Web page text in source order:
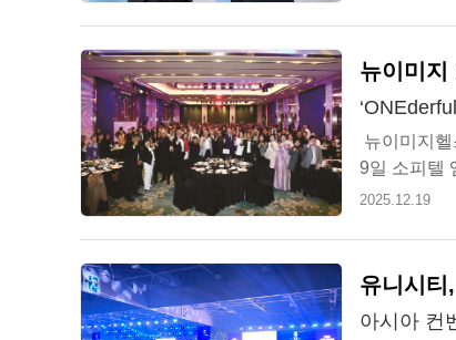
뉴이미지
뉴이미지
9일 소피텔
2025’를 성
2025.12.19
유니시티
아시아 컨